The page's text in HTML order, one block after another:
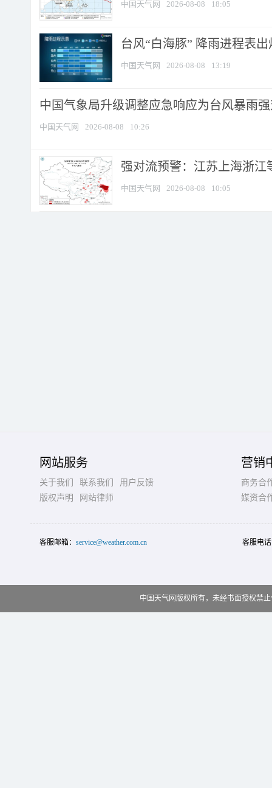
中国天气网 2026-08-08 18:05
台风“白海豚” 降雨进程表
中国天气网 2026-08-08 13:19
中国气象局升级调整应急响应为台风暴雨
中国天气网 2026-08-08 10:26
强对流预警：江苏上海浙江
中国天气网 2026-08-08 10:05
网站服务
关于我们 联系我们
用户反馈
版权声明
网站律师
营销
商务合
媒资合
客服邮箱： service@weather.com.cn 客服电
中国天气网版权所有，未经书面授权